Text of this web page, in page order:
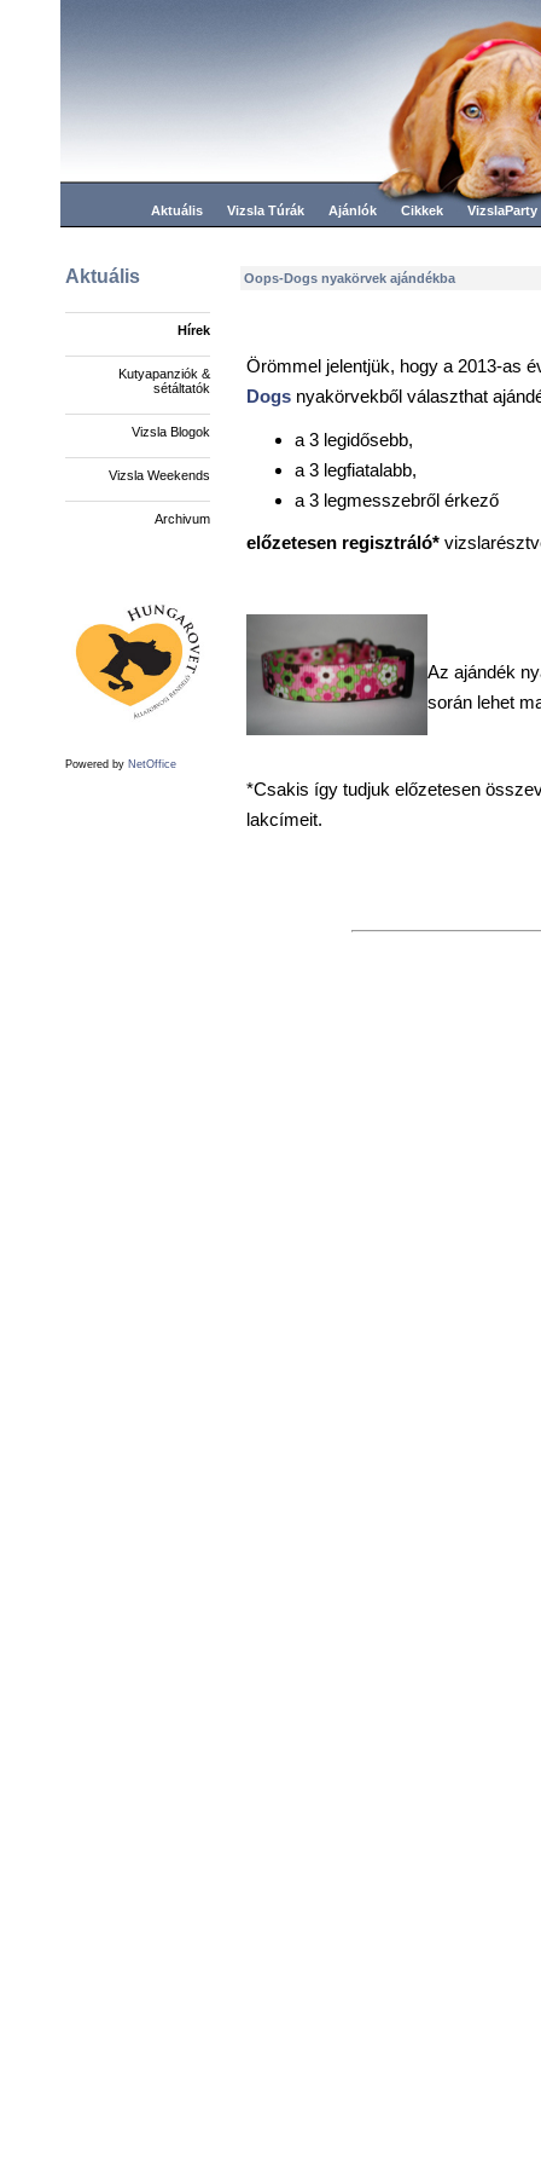
Aktuális Vizsla Túrák Ajánlók Cikkek VizslaParty
Aktuális
Hírek
Kutyapanziók &
sétáltatók
Vizsla Blogok
Vizsla Weekends
Archivum
Powered by NetOffice
Oops-Dogs nyakörvek ajándékba
Örömmel jelentjük, hogy a 2013-as
Dogs nyakörvekből választhat
a 3 legidősebb,
a 3 legfiatalabb,
a 3 legmesszebről érkező
előzetesen regisztráló*
Az ajándék
során lehet
*Csakis így tudjuk előzetesen
lakcímeit.